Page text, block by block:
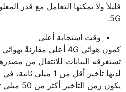
قليلاً ولا يمكنها التعامل مع قدر
5G.
وقت استجابة أعلى
يكون زمن